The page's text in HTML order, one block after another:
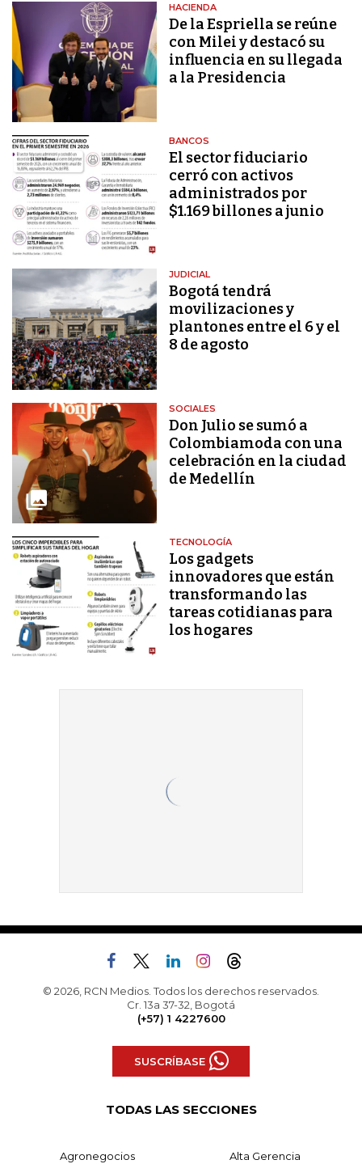
HACIENDA
De la Espriella se reúne
con Milei y destacó su
influencia en su llegada
a la Presidencia
BANCOS
El sector fiduciario
cerró con activos
administrados por
$1.169 billones a junio
JUDICIAL
Bogotá tendrá
movilizaciones y
plantones entre el 6 y el
8 de agosto
SOCIALES
Don Julio se sumó a
Colombiamoda con una
celebración en la ciudad
de Medellín
TECNOLOGÍA
Los gadgets
innovadores que están
transformando las
tareas cotidianas para
los hogares
© 2026, RCN Medios. Todos los derechos reservados.
Cr. 13a 37-32, Bogotá
(+57) 1 4227600
SUSCRÍBASE
TODAS LAS SECCIONES
Agronegocios Alta Gerencia